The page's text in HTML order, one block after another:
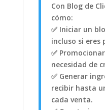
Con Blog de
cómo:
✅ Iniciar un
incluso si eres
✅
necesidad de
✅ Generar
recibir hasta
cada venta.